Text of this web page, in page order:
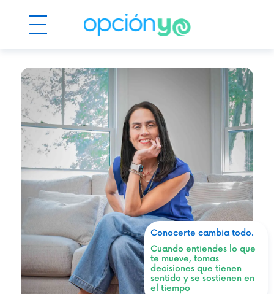
Conocerte cambia todo.
Cuando entiendes lo que
te mueve, tomas
decisiones que tienen
sentido y se sostienen en
el tiempo